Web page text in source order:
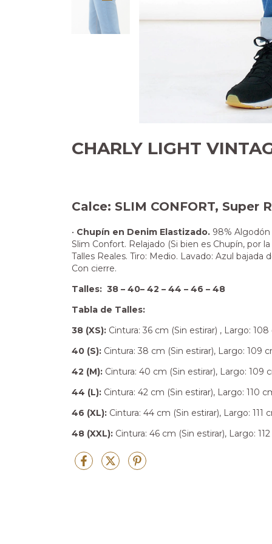
CHARLY LIGHT
Calce: SLIM CONFORT, Super
• Chupín en Denim Elastizado. 98% Algodón
Slim Confort. Relajado (Si bien es Chupín, por
Talles Reales. Tiro: Medio. Lavado: Azul
Con cierre.
Talles: 38 – 40– 42 – 44 – 46 – 48
Tabla de Talles:
38 (XS): Cintura: 36 cm (Sin estirar) , Largo: 108
40 (S): Cintura: 38 cm (Sin estirar), Largo: 109
42 (M): Cintura: 40 cm (Sin estirar), Largo: 109
44 (L): Cintura: 42 cm (Sin estirar), Largo: 110
46 (XL): Cintura: 44 cm (Sin estirar), Largo: 111
48 (XXL): Cintura: 46 cm (Sin estirar), Largo: